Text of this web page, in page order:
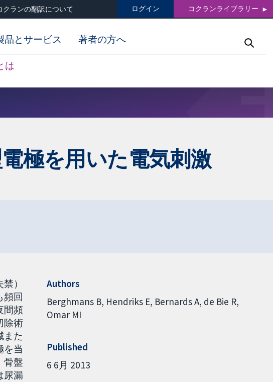
クランの翻訳について ログイン コクランライブラリー
は
品とサービス 著者の方へ
極を用いた電気刺激
）
頻回
間頻
除術
また
を当
骨盤
尿漏
Authors
Berghmans B Hendriks E Bernards A de Bie R
Omar MI
Published
6 6月 2013